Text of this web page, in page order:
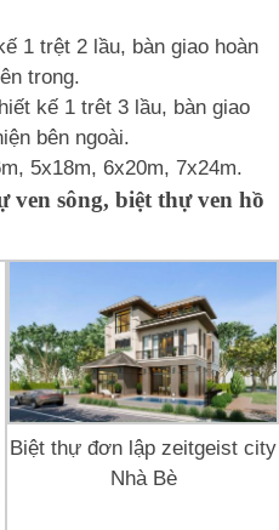
1 trệt 2 lầu, bàn giao hoàn
trong.
kế 1 trêt 3 lầu, bàn giao
bên ngoài.
5x18m, 6x20m, 7x24m.
sông, biệt thự ven hồ
Biệt thự đơn lập zeitgeist city
Nhà Bè